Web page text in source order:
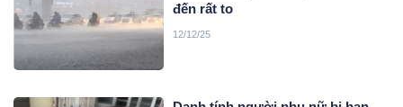
đến rất to
12/12/25